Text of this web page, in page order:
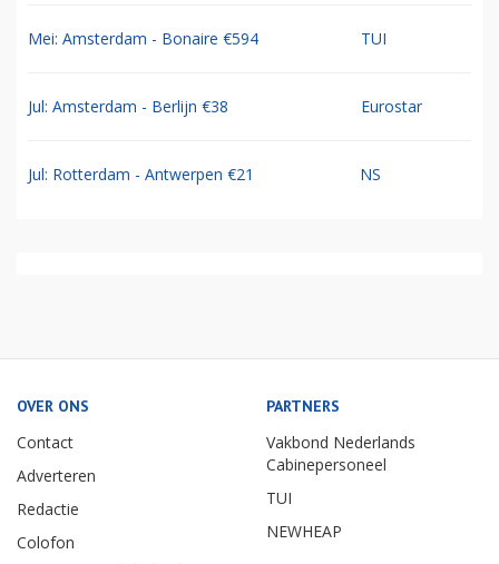
Mei: Amsterdam - Bonaire €594 TUI
Jul: Amsterdam - Berlijn €38 Eurostar
Jul: Rotterdam - Antwerpen €21 NS
OVER ONS
Contact
Adverteren
Redactie
Colofon
PARTNERS
Vakbond Nederlands
Cabinepersoneel
TUI
NEWHEAP